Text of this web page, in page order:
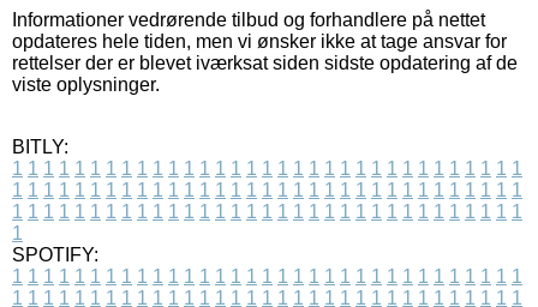
Informationer vedrørende tilbud og forhandlere på nettet
opdateres hele tiden, men vi ønsker ikke at tage ansvar for
rettelser der er blevet iværksat siden sidste opdatering af de
viste oplysninger.
BITLY:
1 1 1 1 1 1 1 1 1 1 1 1 1 1 1 1 1 1 1 1 1 1 1 1 1 1 1 1 1 1 1 1 1
1 1 1 1 1 1 1 1 1 1 1 1 1 1 1 1 1 1 1 1 1 1 1 1 1 1 1 1 1 1 1 1 1
1 1 1 1 1 1 1 1 1 1 1 1 1 1 1 1 1 1 1 1 1 1 1 1 1 1 1 1 1 1 1 1 1
1
SPOTIFY:
1 1 1 1 1 1 1 1 1 1 1 1 1 1 1 1 1 1 1 1 1 1 1 1 1 1 1 1 1 1 1 1 1
1 1 1 1 1 1 1 1 1 1 1 1 1 1 1 1 1 1 1 1 1 1 1 1 1 1 1 1 1 1 1 1 1